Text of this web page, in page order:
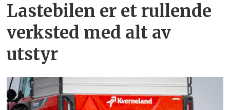
Lastebilen er et rullende
verksted med alt av
utstyr